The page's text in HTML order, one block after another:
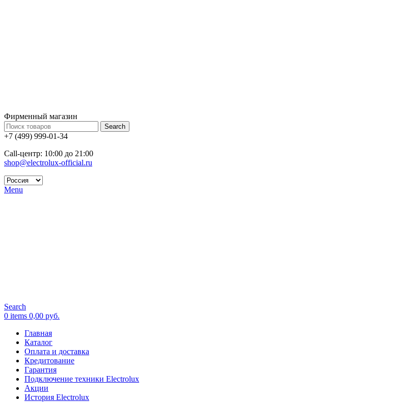
Фирменный магазин
Search
+7 (499) 999-01-34
Call-центр: 10:00 до 21:00
shop@electrolux-official.ru
Menu
Search
0 items 0,00 руб.
Главная
Каталог
Оплата и доставка
Кредитование
Гарантия
Подключение техники Electrolux
Акции
История Electrolux